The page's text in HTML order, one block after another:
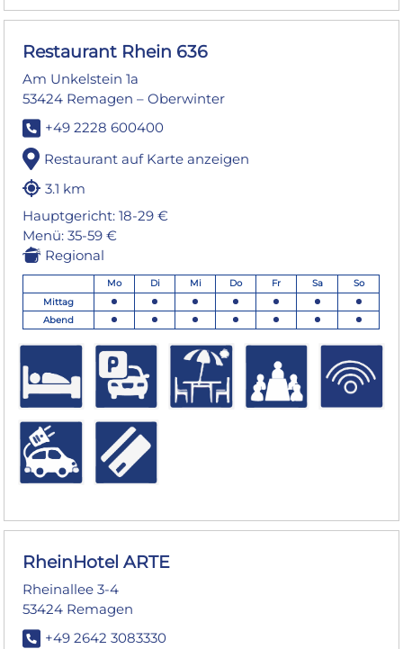
Restaurant Rhein 636
Am Unkelstein 1a
53424 Remagen – Oberwinter
+49 2228 600400
Restaurant auf Karte anzeigen
3.1 km
Hauptgericht: 18-29 €
Menü: 35-59 €
Regional
Mo Di Mi Do Fr Sa
So
Mittag
Abend
RheinHotel ARTE
Rheinallee 3-4
53424 Remagen
+49 2642 3083330